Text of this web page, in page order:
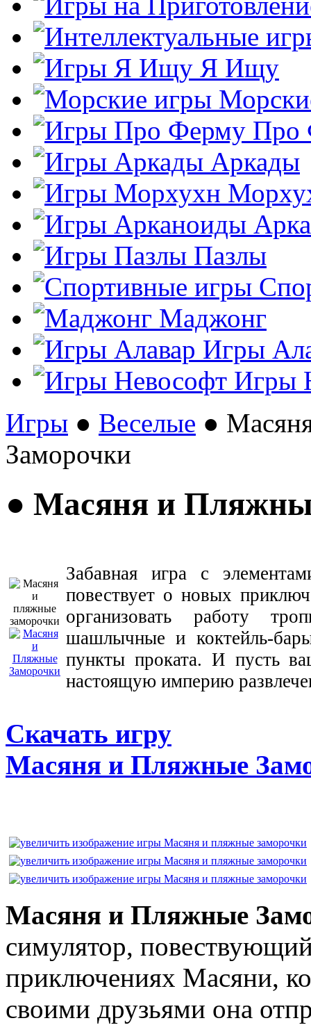
Я Ищу
Про
Аркады
Пазлы
Маджонг
Игры
Игры
Игры ● Веселые ●
Заморочки
● Масяня и
Забавная игра с
повествует о новых
организовать работу
шашлычные и коктейль-
пункты проката. И пусть
настоящую империю
Скачать игру
Масяня и Пляжные
Масяня и Пляжные
симулятор,
приключениях Масяни,
своими друзьями она